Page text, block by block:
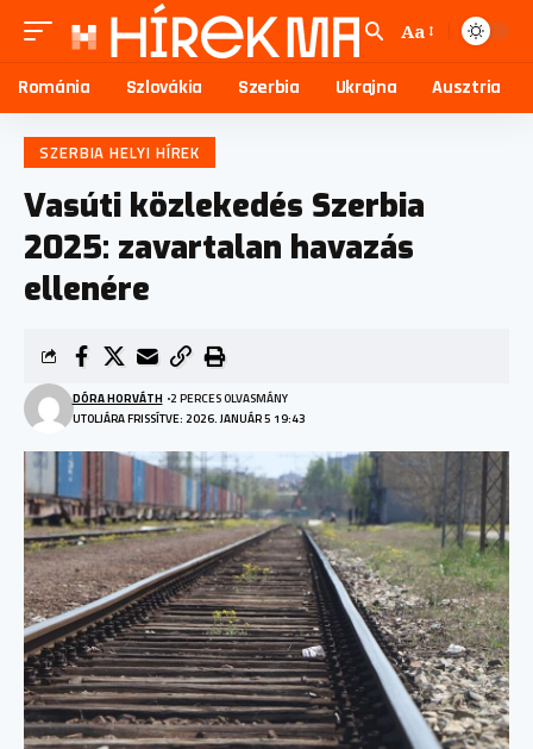
Aa
Románia Szlovákia Szerbia Ukrajna Ausztria
SZERBIA HELYI HÍREK
Vasúti közlekedés Szerbia
2025: zavartalan havazás
ellenére
UTOLJÁRA FRISSÍTVE: 2026. JANUÁR 5 19:43
DÓRA HORVÁTH 2 PERCES OLVASMÁNY